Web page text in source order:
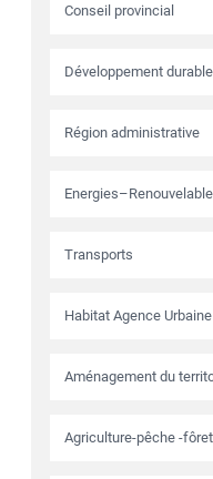
Conseil provincial
Développement durable
Région administrative
Transports
Habitat Agence Urbaine
Aménagement du
Agriculture-pêche -fôret